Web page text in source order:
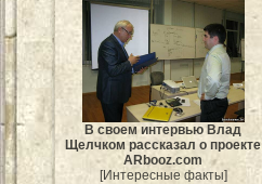
В своем интервью Влад
Щелчком рассказал о проекте
ARbooz.com
[Интересные факты]